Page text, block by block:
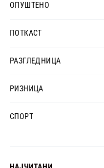
ОПУШТЕНО
ПОТКАСТ
РАЗГЛЕДНИЦА
РИЗНИЦА
СПОРТ